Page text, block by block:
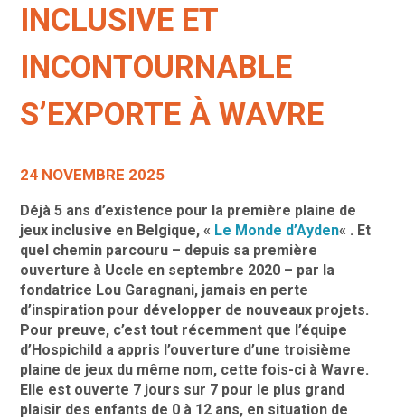
INCLUSIVE ET
INCONTOURNABLE
S’EXPORTE À WAVRE
24 NOVEMBRE 2025
Déjà 5 ans d’existence pour la première plaine de
jeux inclusive en Belgique, « Le Monde d’Ayden« . Et
quel chemin parcouru – depuis sa première
ouverture à Uccle en septembre 2020 – par la
fondatrice Lou Garagnani, jamais en perte
d’inspiration pour développer de nouveaux projets.
Pour preuve, c’est tout récemment que l’équipe
d’Hospichild a appris l’ouverture d’une troisième
plaine de jeux du même nom, cette fois-ci à Wavre.
Elle est ouverte 7 jours sur 7 pour le plus grand
plaisir des enfants de 0 à 12 ans, en situation de